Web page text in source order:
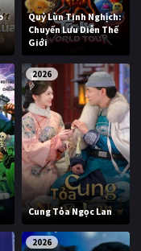
Quỷ Lùn Tinh Nghịch:
Chuyến Lưu Diễn Thế
Giới
2026
Cung Tỏa Ngọc Lan
2026